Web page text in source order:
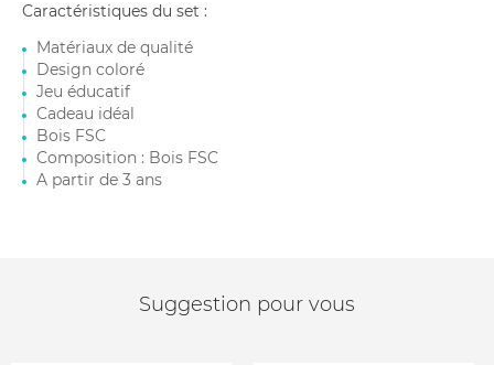
Caractéristiques du set :
Matériaux de qualité
Design coloré
Jeu éducatif
Cadeau idéal
Bois FSC
Composition : Bois FSC
A partir de 3 ans
Suggestion pour vous